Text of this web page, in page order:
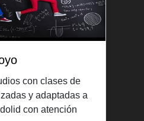
con clases de
y adaptadas a
con atención